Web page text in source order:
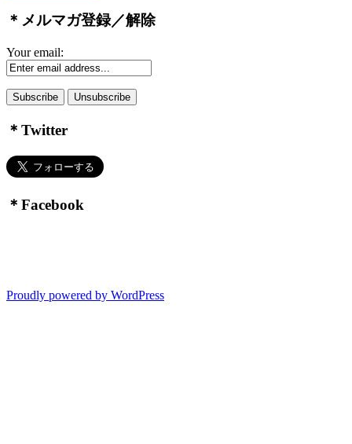
＊メルマガ登録／解除
Your email:
＊Twitter
＊Facebook
Proudly powered by WordPress